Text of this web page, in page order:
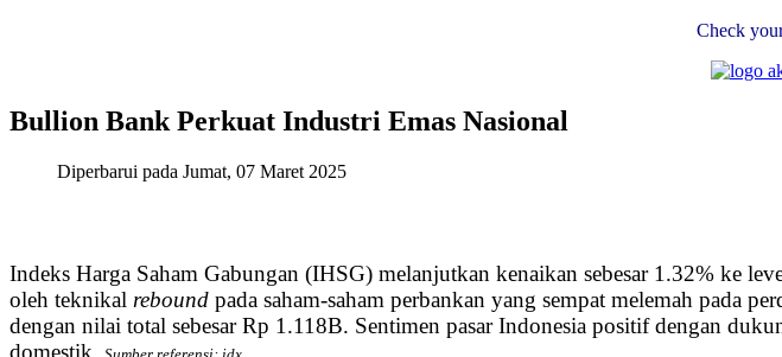
Check
Bullion Bank Perkuat Industri Emas Nasional
Diperbarui pada Jumat, 07 Maret 2025
Indeks Harga Saham Gabungan (IHSG) melanjutkan kenaikan sebesar 1.32% ke
oleh teknikal rebound pada saham-saham perbankan yang sempat melemah pada
dengan nilai total sebesar Rp 1.118B. Sentimen pasar Indonesia positif dengan
domestik.